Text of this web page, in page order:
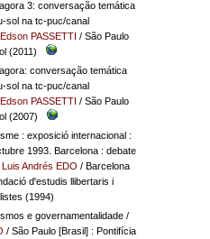
3: conversação temática
sol na tc-puc/canal
Edson PASSETTI / São Paulo
(2011)
conversação temática
sol na tc-puc/canal
Edson PASSETTI / São Paulo
(2007)
: exposició internacional :
1993. Barcelona : debate
Luis Andrés EDO / Barcelona
d'estudis llibertaris i
(1994)
e governamentalidade/
/ São Paulo [Brasil] : Pontifícia